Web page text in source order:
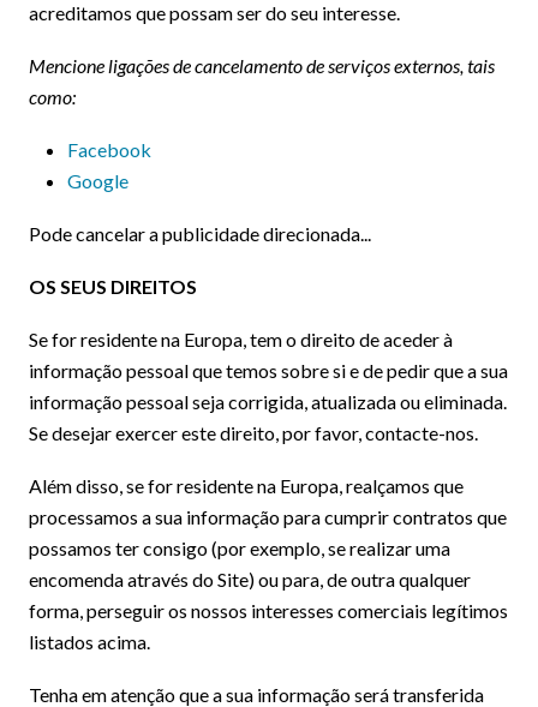
acreditamos que possam ser do seu interesse.
Mencione ligações de cancelamento de serviços externos, tais
como:
Facebook
Google
Pode cancelar a publicidade direcionada...
OS SEUS DIREITOS
Se for residente na Europa, tem o direito de aceder à
informação pessoal que temos sobre si e de pedir que a sua
informação pessoal seja corrigida, atualizada ou eliminada.
Se desejar exercer este direito, por favor, contacte-nos.
Além disso, se for residente na Europa, realçamos que
processamos a sua informação para cumprir contratos que
possamos ter consigo (por exemplo, se realizar uma
encomenda através do Site) ou para, de outra qualquer
forma, perseguir os nossos interesses comerciais legítimos
listados acima.
Tenha em atenção que a sua informação será transferida